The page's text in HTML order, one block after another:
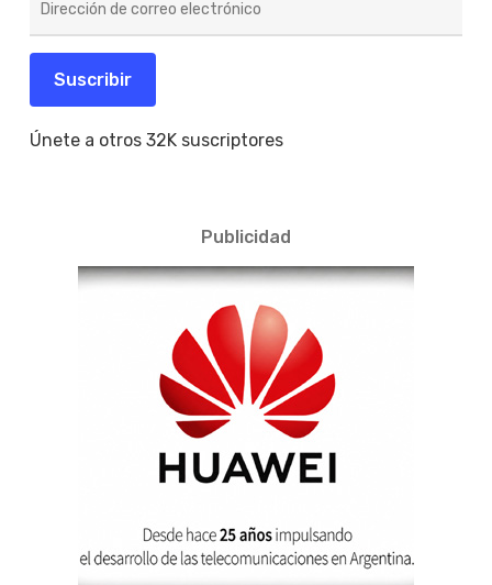
de
electrónico
Suscribir
Únete a otros 32K suscriptores
Publicidad